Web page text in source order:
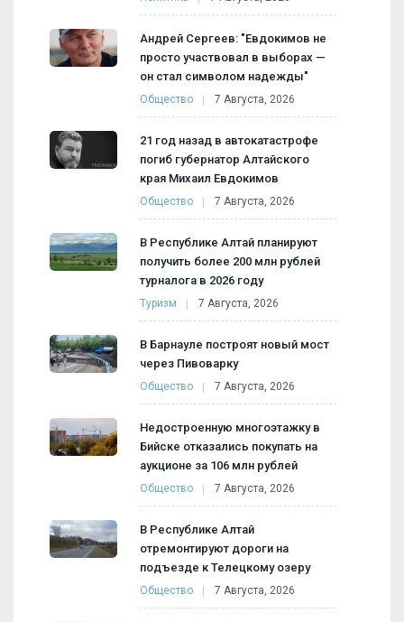
Андрей Сергеев: "Евдокимов не
просто участвовал в выборах —
он стал символом надежды"
Общество 7 Августа, 2026
21 год назад в автокатастрофе
погиб губернатор Алтайского
края Михаил Евдокимов
Общество 7 Августа, 2026
В Республике Алтай планируют
получить более 200 млн рублей
турналога в 2026 году
Туризм 7 Августа, 2026
В Барнауле построят новый мост
через Пивоварку
Общество 7 Августа, 2026
Недостроенную многоэтажку в
Бийске отказались покупать на
аукционе за 106 млн рублей
Общество 7 Августа, 2026
В Республике Алтай
отремонтируют дороги на
подъезде к Телецкому озеру
Общество 7 Августа, 2026